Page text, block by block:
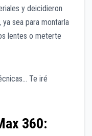
y deicidieron
sea para montarla
lentes o meterte
Te iré
360: